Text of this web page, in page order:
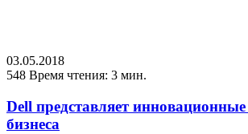
03.05.2018
548 Время чтения: 3 мин.
Dell представляет
бизнеса